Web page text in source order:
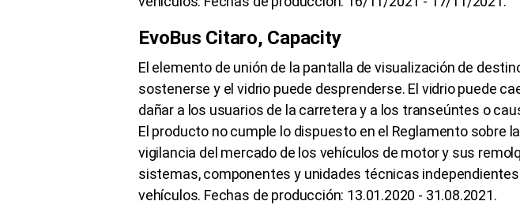
EvoBus Citaro, Capacity
El elemento de unión de la pantalla de visualización de
sostenerse y el vidrio puede desprenderse. El vidrio puede
dañar a los usuarios de la carretera y a los transeúntes o
El producto no cumple lo dispuesto en el Reglamento sobre
vigilancia del mercado de los vehículos de motor y sus
sistemas, componentes y unidades técnicas
vehículos. Fechas de producción: 13.01.2020 - 31.08.2021.